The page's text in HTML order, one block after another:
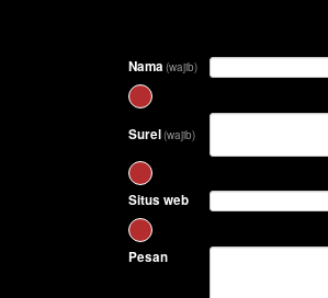
Nama (wajib)
Surel(wajib)
Situs web
Pesan